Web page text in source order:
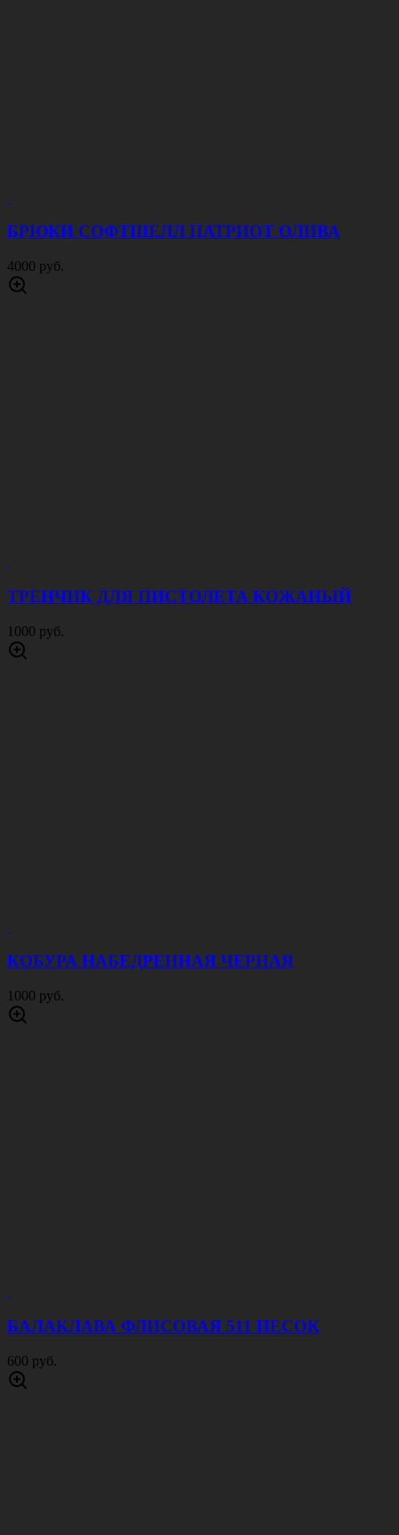
БРЮКИ СОФТШЕЛЛ ПАТРИОТ ОЛИВА
4000 руб.
ТРЕНЧИК ДЛЯ ПИСТОЛЕТА КОЖАНЫЙ
1000 руб.
КОБУРА НАБЕДРЕННАЯ ЧЕРНАЯ
1000 руб.
БАЛАКЛАВА ФЛИСОВАЯ 511 ПЕСОК
600 руб.